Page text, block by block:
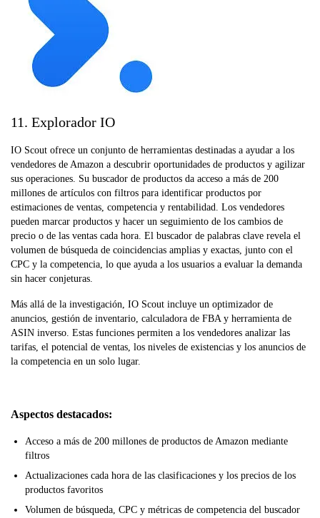
11. Explorador IO
IO Scout ofrece un conjunto de herramientas destinadas a ayudar a los
vendedores de Amazon a descubrir oportunidades de productos y agilizar
sus operaciones. Su buscador de productos da acceso a más de 200
millones de artículos con filtros para identificar productos por
estimaciones de ventas, competencia y rentabilidad. Los vendedores
pueden marcar productos y hacer un seguimiento de los cambios de
precio o de las ventas cada hora. El buscador de palabras clave revela el
volumen de búsqueda de coincidencias amplias y exactas, junto con el
CPC y la competencia, lo que ayuda a los usuarios a evaluar la demanda
sin hacer conjeturas.
Más allá de la investigación, IO Scout incluye un optimizador de
anuncios, gestión de inventario, calculadora de FBA y herramienta de
ASIN inverso. Estas funciones permiten a los vendedores analizar las
tarifas, el potencial de ventas, los niveles de existencias y los anuncios de
la competencia en un solo lugar.
Aspectos destacados:
Acceso a más de 200 millones de productos de Amazon mediante
filtros
Actualizaciones cada hora de las clasificaciones y los precios de los
productos favoritos
Volumen de búsqueda, CPC y métricas de competencia del buscador